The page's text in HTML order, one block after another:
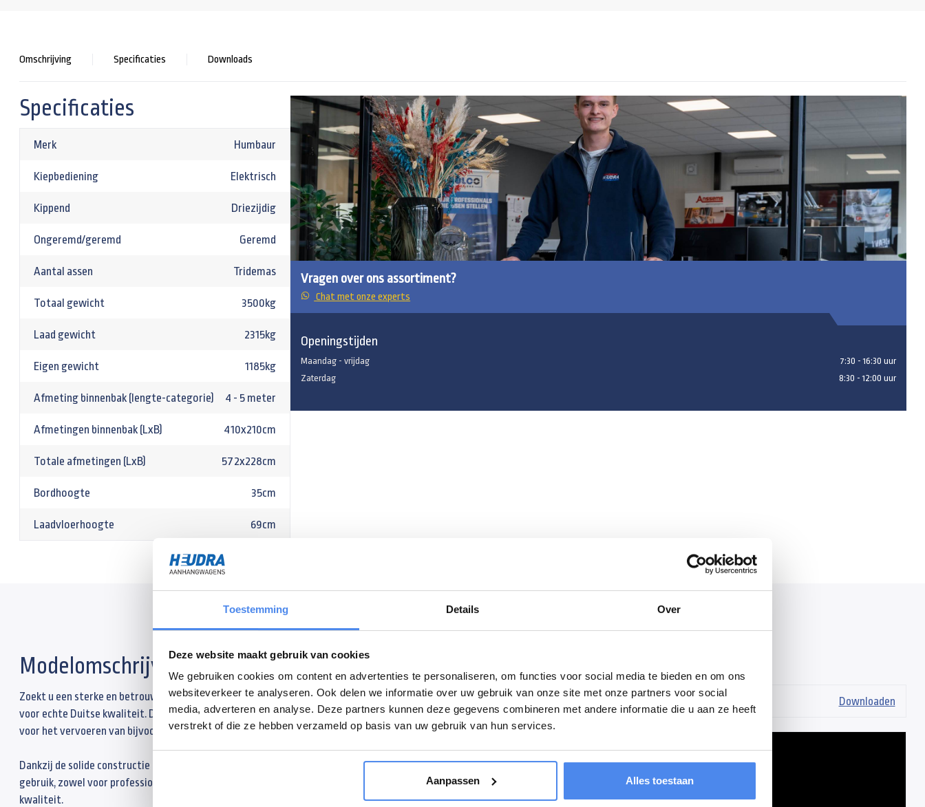
Toestemming Details Over
Deze website maakt gebruik van cookies
We gebruiken cookies om content en advertenties te personaliseren, om functies voor social media te bieden en om ons
websiteverkeer te analyseren. Ook delen we informatie over uw gebruik van onze site met onze partners voor social
media, adverteren en analyse. Deze partners kunnen deze gegevens combineren met andere informatie die u aan ze heeft
verstrekt of die ze hebben verzameld op basis van uw gebruik van hun services.
Aanpassen Alles toestaan
Omschrijving Specificaties Downloads
Specificaties
Merk Humbaur
Kiepbediening Elektrisch
Kippend Driezijdig
Ongeremd/geremd Geremd
Aantal assen Tridemas
Totaal gewicht 3500kg
Laad gewicht 2315kg
Eigen gewicht 1185kg
Afmeting binnenbak (lengte-categorie) 4 - 5 meter
Afmetingen binnenbak (LxB) 410x210cm
Totale afmetingen (LxB) 572x228cm
Bordhoogte 35cm
Laadvloerhoogte 69cm
Vragen over ons assortiment?
Chat met onze experts
Openingstijden
Maandag - vrijdag
7:30 - 16:30 uur
Zaterdag
8:30 - 12:00 uur
Modelomschrijving
Zoekt u een sterke en betrouwbare kipper voor zwaar werk? Met de driezijdige kippers van Humbaur kiest u
voor echte Duitse kwaliteit. Deze kippers staan bekend om hun robuuste bouw en lange levensduur. Ideaal
voor het vervoeren van bijvoorbeeld een kuub zand, stenen of puin.
Dankzij de solide constructie en hoogwaardige materialen zijn deze kippers geschikt voor intensief dagelijks
gebruik, zowel voor professionals als voor particuliere gebruikers die geen concessies willen doen aan
kwaliteit.
Humbaur-kipper-brochure.pdf Downloaden